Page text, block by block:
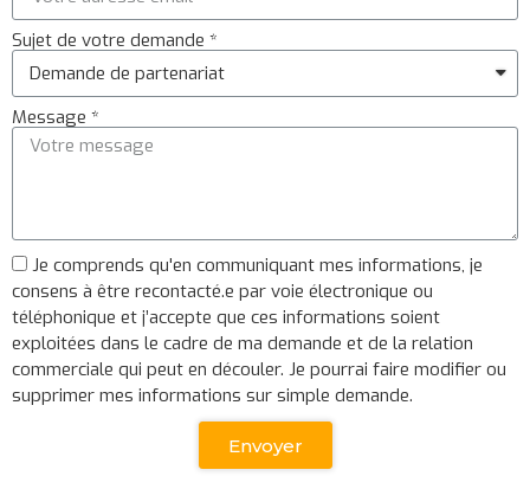
Sujet de votre demande *
Message *
Je comprends qu'en communiquant mes informations, je
consens à être recontacté.e par voie électronique ou
téléphonique et j’accepte que ces informations soient
exploitées dans le cadre de ma demande et de la relation
commerciale qui peut en découler. Je pourrai faire modifier ou
supprimer mes informations sur simple demande.
Envoyer